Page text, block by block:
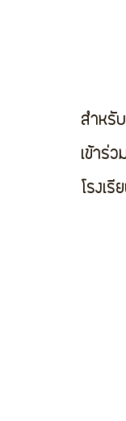
สำหรั
เข้าร่
โรงเ